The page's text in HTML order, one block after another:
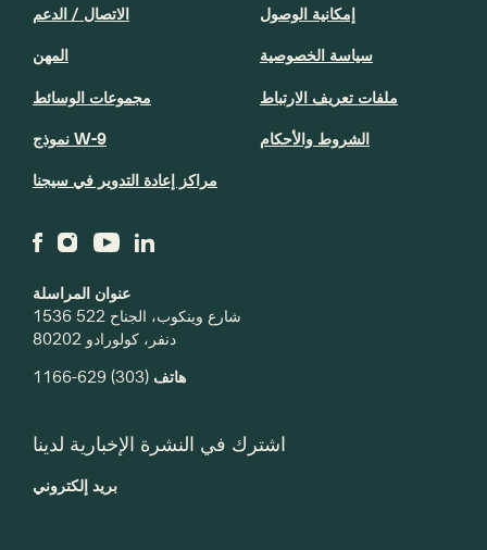
عنوان المراسلة
دنفر، كولورادو 80202
بريد إلكتروني
بإرسالك هذا النموذج، فإنك توافق على استلام رسائل تسويقية من: Creative West،
1536 Wynkoop St، Suite 522، Denver، CO، 80202، الولايات المتحدة الأمريكية،
https://wearecreativewest.org/. يمكنك إلغاء موافقتك على استلام هذه الرسائل في